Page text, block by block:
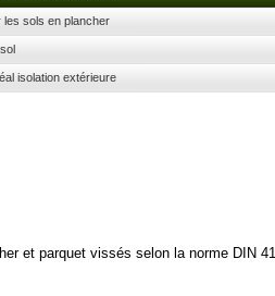
les sols en plancher
sol
isolation extérieure
et parquet vissés selon la norme DIN